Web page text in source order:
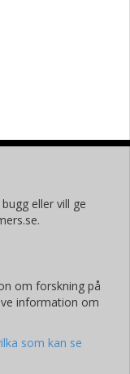
eller vill ge
om forskning på
information om
som kan se